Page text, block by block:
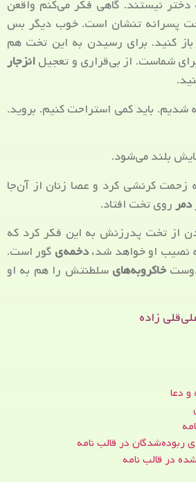
نیستند. گاهی فکر می‌کنم واقعن
پسرانه تنشان است. خوب دیگر بس
باز کنید. برای رسیدن به این تخت هم
شماست. از بی‌قراری و تعجیلانزجار
باید کمی استراحت کنیم. بروید.
بلند می‌شود.
زحمت کرنشی کرد و عصا زنان از آن‌جا
دمرروی تخت افتاد.
از تخت پدرزنش به این فکر کرد که
نصیب او خواهد شد،دخمه‌ی گور است.
خاکروبه‌های سلطنتش را هم به او
زاده
دعا
ربوده‌شدگان در قالب نامه
در قالب نامه